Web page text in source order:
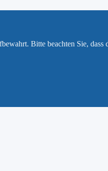
Bitte beachten Sie,